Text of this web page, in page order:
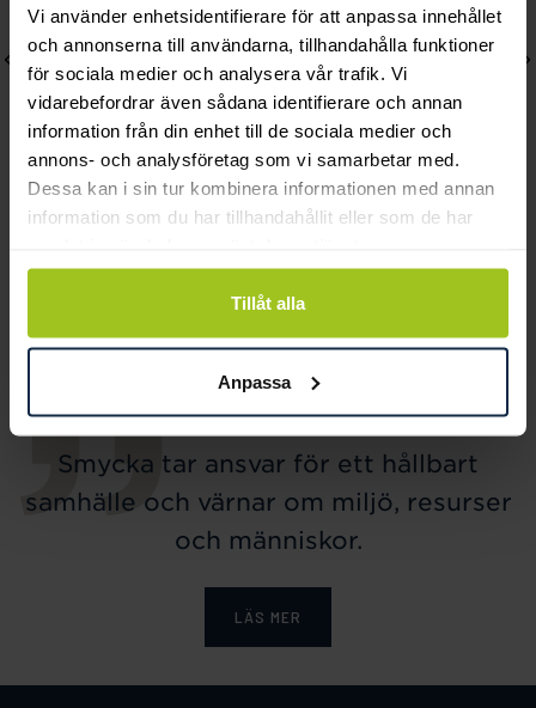
Vi använder enhetsidentifierare för att anpassa innehållet
och annonserna till användarna, tillhandahålla funktioner
för sociala medier och analysera vår trafik. Vi
vidarebefordrar även sådana identifierare och annan
information från din enhet till de sociala medier och
annons- och analysföretag som vi samarbetar med.
Dessa kan i sin tur kombinera informationen med annan
information som du har tillhandahållit eller som de har
Tillåt alla
Anpassa
Thomas Sabo
Thomas Sabo
Pris
449 kr
Smycka tar ansvar för ett hållbart
samhälle och värnar om miljö, resurser
och människor.
LÄS MER